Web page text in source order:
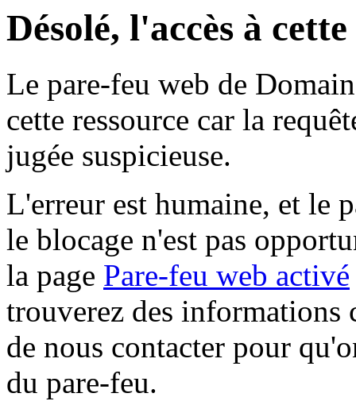
Désolé, l'accès à
Le pare-feu web de
cette ressource car la
jugée suspicieuse.
L'erreur est humaine, et le
le blocage n'est pas
la page Pare-feu web activé
trouverez des informations
de nous contacter pour
du pare-feu.